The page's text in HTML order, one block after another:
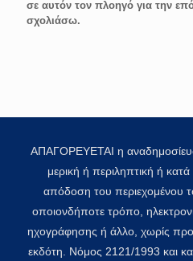
σε αυτόν τον πλοηγό για την
σχολιάσω.
ΑΠΑΓΟΡΕΥΕΤΑΙ η
μερική ή περιληπτική ή
απόδοση του περιεχομένου
οποιονδήποτε τρόπο,
ηχογράφησης ή άλλο, χωρίς
εκδότη. Νόμος 2121/1993 και